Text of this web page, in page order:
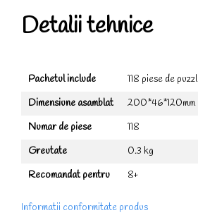
Detalii tehnice
Pachetul include
118 piese de
Dimensiune asamblat
200*46*120mm
Numar de piese
118
Greutate
0.3 kg
Recomandat pentru
8+
Informatii conformitate produs